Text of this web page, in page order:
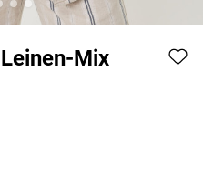
Mix